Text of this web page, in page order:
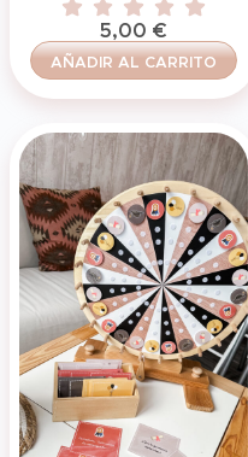
5,00 €
AÑADIR AL CARRITO